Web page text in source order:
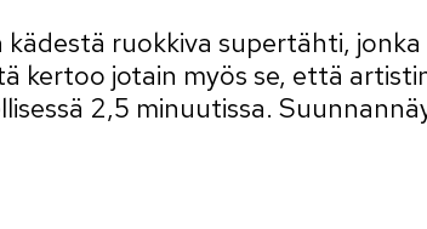
ruokkiva supertähti, jonka
kertoo jotain myös se, että
2,5 minuutissa.